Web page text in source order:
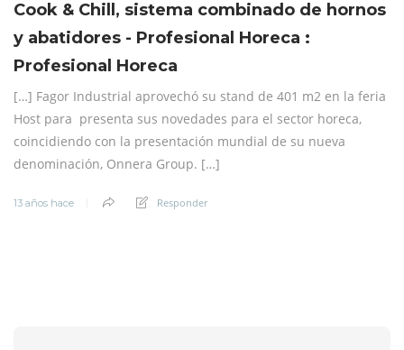
Cook & Chill, sistema combinado de hornos
y abatidores - Profesional Horeca :
Profesional Horeca
[…] Fagor Industrial aprovechó su stand de 401 m2 en la feria
Host para presenta sus novedades para el sector horeca,
coincidiendo con la presentación mundial de su nueva
denominación, Onnera Group. […]
13 años hace Responder